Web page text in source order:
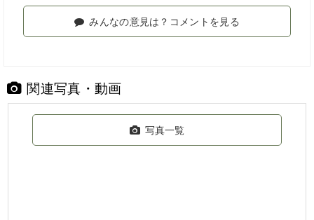
みんなの意見は？コメントを見る
関連写真・動画
写真一覧